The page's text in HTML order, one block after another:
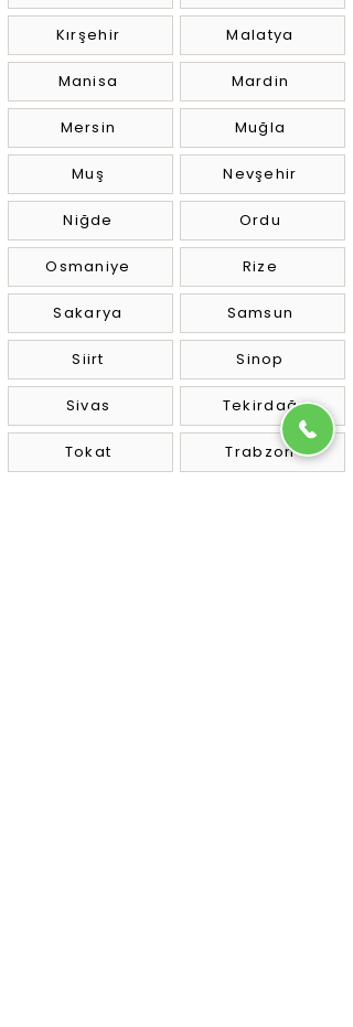
Kırşehir
Manisa
Mersin
Muş
Niğde
Osmaniye
Sakarya
Siirt
Sivas
Tokat
Malatya
Mardin
Muğla
Nevşehir
Ordu
Rize
Samsun
Sinop
Tekirdağ
Trabzon